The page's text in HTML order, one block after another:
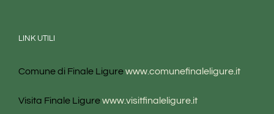
LINK UTILI
Comune di Finale Ligurewww.comunefinaleligure.it
Visita Finale Ligurewww.visitfinaleligure.it